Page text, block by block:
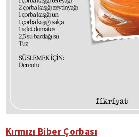
Kırmızı Biber Çorbası